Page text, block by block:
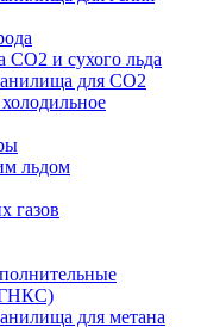
СО2 и сухого льда
для CO2
льдом
газов
для метана